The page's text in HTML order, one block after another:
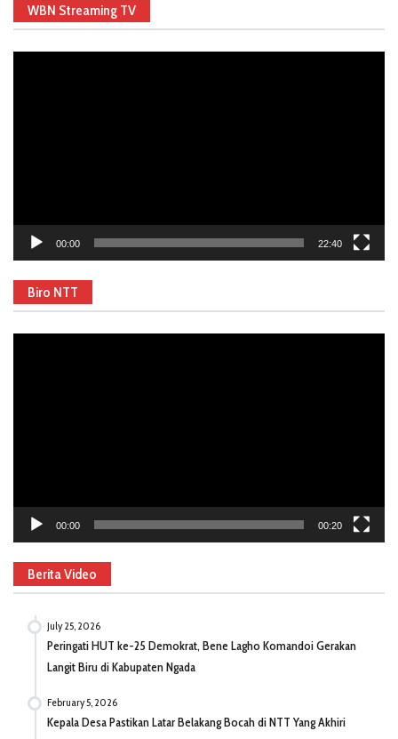
WBN Streaming TV
00:00 22:40
Biro NTT
00:00 00:20
Berita Video
July 25, 2026
Peringati HUT ke-25 Demokrat, Bene Lagho Komandoi Gerakan
Langit Biru di Kabupaten Ngada
February 5, 2026
Kepala Desa Pastikan Latar Belakang Bocah di NTT Yang Akhiri